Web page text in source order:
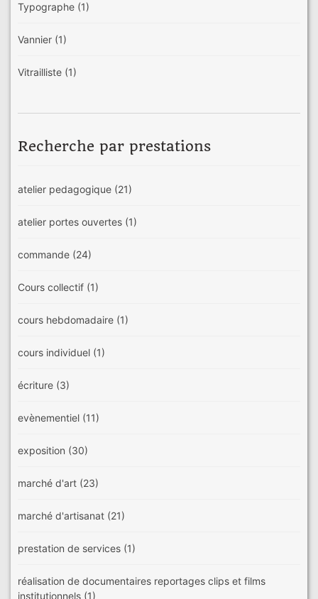
Typographe (1)
Vannier (1)
Vitrailliste (1)
Recherche par prestations
atelier pedagogique (21)
atelier portes ouvertes (1)
commande (24)
Cours collectif (1)
cours hebdomadaire (1)
cours individuel (1)
écriture (3)
evènementiel (11)
exposition (30)
marché d'art (23)
marché d'artisanat (21)
prestation de services (1)
réalisation de documentaires reportages clips et films
institutionnels (1)